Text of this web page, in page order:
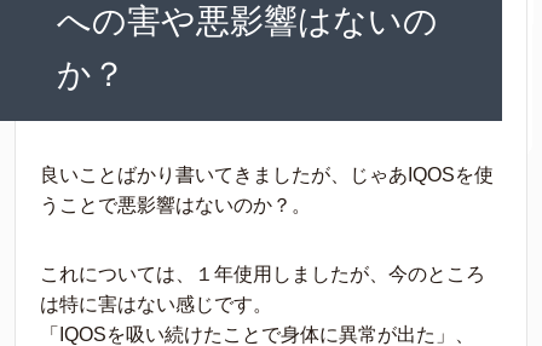
への害や悪影響はないの
か？
良いことばかり書いてきましたが、じゃあIQOSを使
うことで悪影響はないのか？。
これについては、１年使用しましたが、今のところ
は特に害はない感じです。
「IQOSを吸い続けたことで身体に異常が出た」、